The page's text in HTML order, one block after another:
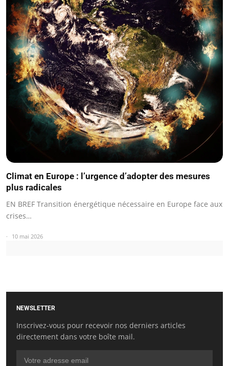
Climat en Europe : l’urgence d’adopter des mesures
plus radicales
EN BREF Transition énergétique nécessaire en Europe face aux
crises…
10 mai 2026
NEWSLETTER
Inscrivez-vous pour recevoir nos derniers articles
directement dans votre boîte mail.